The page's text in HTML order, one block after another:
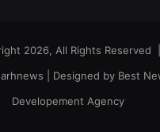
2026, All Rights Reserved |
| Designed by Best
Developement Agency